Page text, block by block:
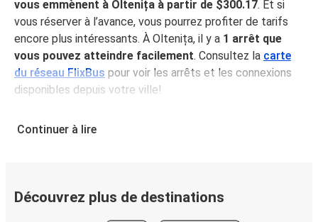
vous emmènent à Oltenița à partir de $300.17. Et si
vous réserver à l’avance, vous pourrez profiter de tarifs
encore plus intéressants. À Oltenița, il y a 1 arrêt que
vous pouvez atteindre facilement. Consultez la carte
du réseau FlixBus pour voir les arrêts et les connexions
disponibles depuis votre ville!
depuis Oltenița?
depuis Oltenița. Profitez d'un voyage confortable vers
Oltenița grâce aux équipements à bord, tels que le Wi-Fi
Continuer à lire
Découvrez plus de destinations